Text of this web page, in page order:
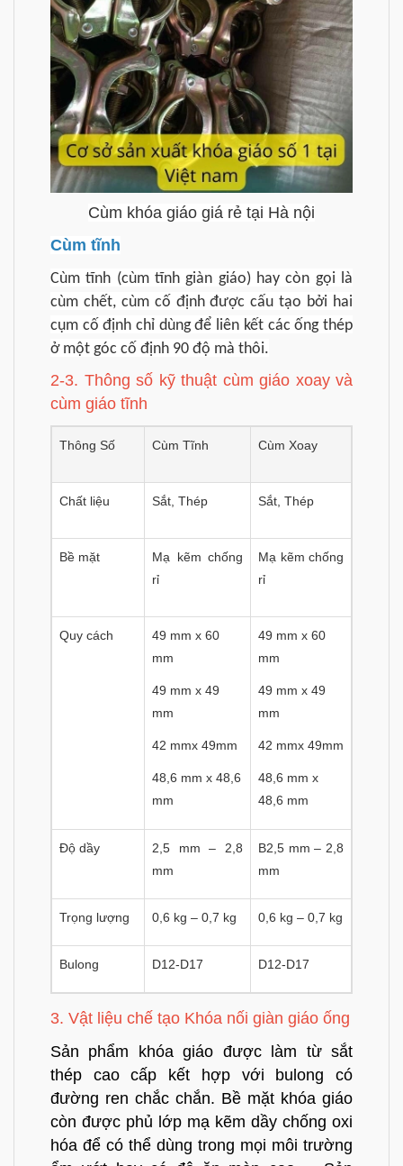
Cùm khóa giáo giá rẻ tại Hà nội
Cùm tĩnh
Cùm tĩnh (cùm tĩnh giàn giáo) hay còn gọi là
cùm chết, cùm cố định được cấu tạo bởi hai
cụm cố định chỉ dùng để liên kết các ống thép
ở một góc cố định 90 độ mà thôi.
2-3. Thông số kỹ thuật cùm giáo xoay và
cùm giáo tĩnh
Thông Số Cùm Tĩnh Cùm Xoay
Chất liệu Sắt, Thép Sắt, Thép
Bề mặt
Mạ kẽm chống
rỉ
Mạ kẽm chống
rỉ
Quy cách
49 mm x 60
mm
49 mm x 49
mm
42 mmx 49mm
48,6 mm x 48,6
mm
49 mm x 60
mm
49 mm x 49
mm
42 mmx 49mm
48,6 mm x
48,6 mm
Độ dầy
2,5 mm – 2,8
mm
B2,5 mm – 2,8
mm
Trọng lượng 0,6 kg – 0,7 kg 0,6 kg – 0,7 kg
Bulong D12-D17 D12-D17
3. Vật liệu chế tạo Khóa nối giàn giáo ống
Sản phẩm khóa giáo được làm từ sắt
thép cao cấp kết hợp với bulong có
đường ren chắc chắn. Bề mặt khóa giáo
còn được phủ lớp mạ kẽm dầy chống oxi
hóa để có thể dùng trong mọi môi trường